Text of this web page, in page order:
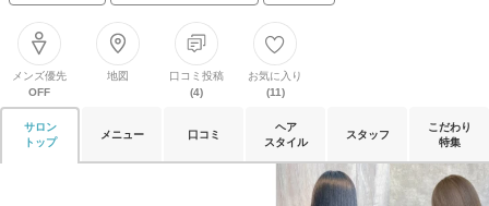
メンズ優先
OFF
地図
口コミ投稿
(4)
お気に入り
(11)
サロン
トップ
メニュー 口コミ
ヘア
スタイル
スタッフ
こだわり
特集